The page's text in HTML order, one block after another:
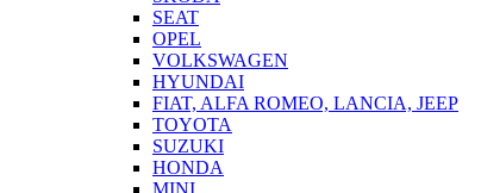
SEAT
OPEL
VOLKSWAGEN
HYUNDAI
FIAT, ALFA ROMEO, LANCIA, JEEP
TOYOTA
SUZUKI
HONDA
MINI